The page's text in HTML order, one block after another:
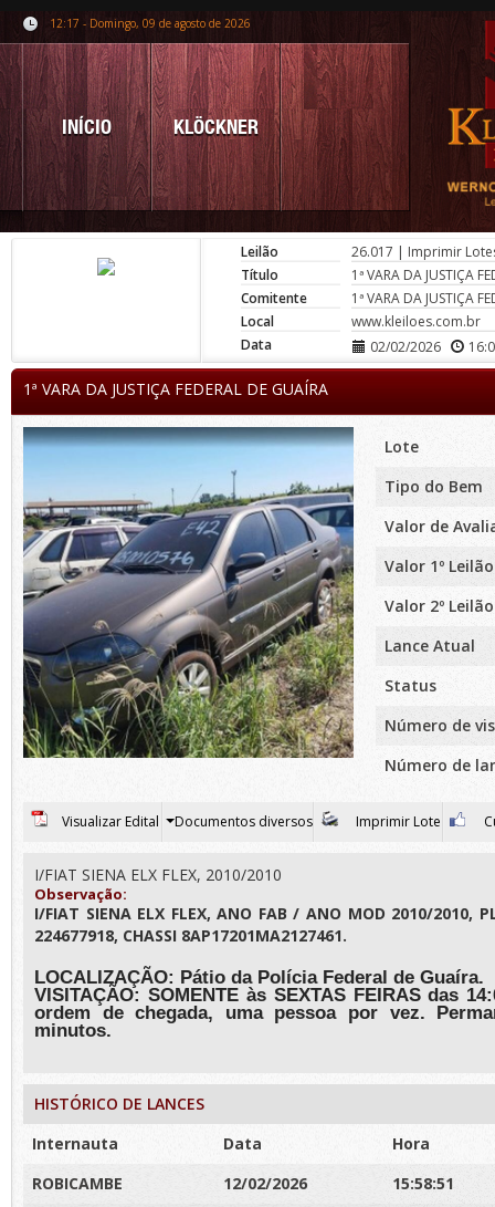
12:17 - Domingo, 09 de agosto de 2026
INÍCIO KLÖCKNER
Leilão 26.017 | Imprimir
Título
1ª VARA DA JUSTIÇA
Comitente
1ª VARA DA JUSTIÇA
Local
www.kleiloes.com.br
Data
02/02/2026
1ª VARA DA JUSTIÇA FEDERAL DE GUAÍRA
Lote
Tipo do Bem
Valor de
Valor 1º Leilão
Valor 2º Leilão
Lance Atual
Status
Número de
Número de
Visualizar Edital Documentos diversos Imprimir Lote
I/FIAT SIENA ELX FLEX, 2010/2010
Observação:
I/FIAT SIENA ELX FLEX, ANO FAB / ANO MOD 2010/2010,
224677918, CHASSI 8AP17201MA2127461.
LOCALIZAÇÃO: Pátio da Polícia Federal de Guaíra.
VISITAÇÃO: SOMENTE às SEXTAS FEIRAS das
ordem de chegada, uma pessoa por vez.
minutos.
HISTÓRICO DE LANCES
Internauta
Data
Hora
ROBICAMBE
12/02/2026
15:58:51